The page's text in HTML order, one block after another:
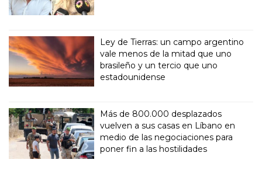
Ley de Tierras: un campo argentino
vale menos de la mitad que uno
brasileño y un tercio que uno
estadounidense
Más de 800.000 desplazados
vuelven a sus casas en Líbano en
medio de las negociaciones para
poner fin a las hostilidades